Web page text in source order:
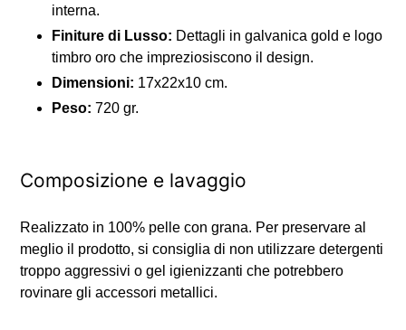
interna.
Finiture di Lusso: Dettagli in galvanica gold e logo
timbro oro che impreziosiscono il design.
Dimensioni: 17x22x10 cm.
Peso: 720 gr.
Composizione e lavaggio
Realizzato in 100% pelle con grana. Per preservare al
meglio il prodotto, si consiglia di non utilizzare detergenti
troppo aggressivi o gel igienizzanti che potrebbero
rovinare gli accessori metallici.